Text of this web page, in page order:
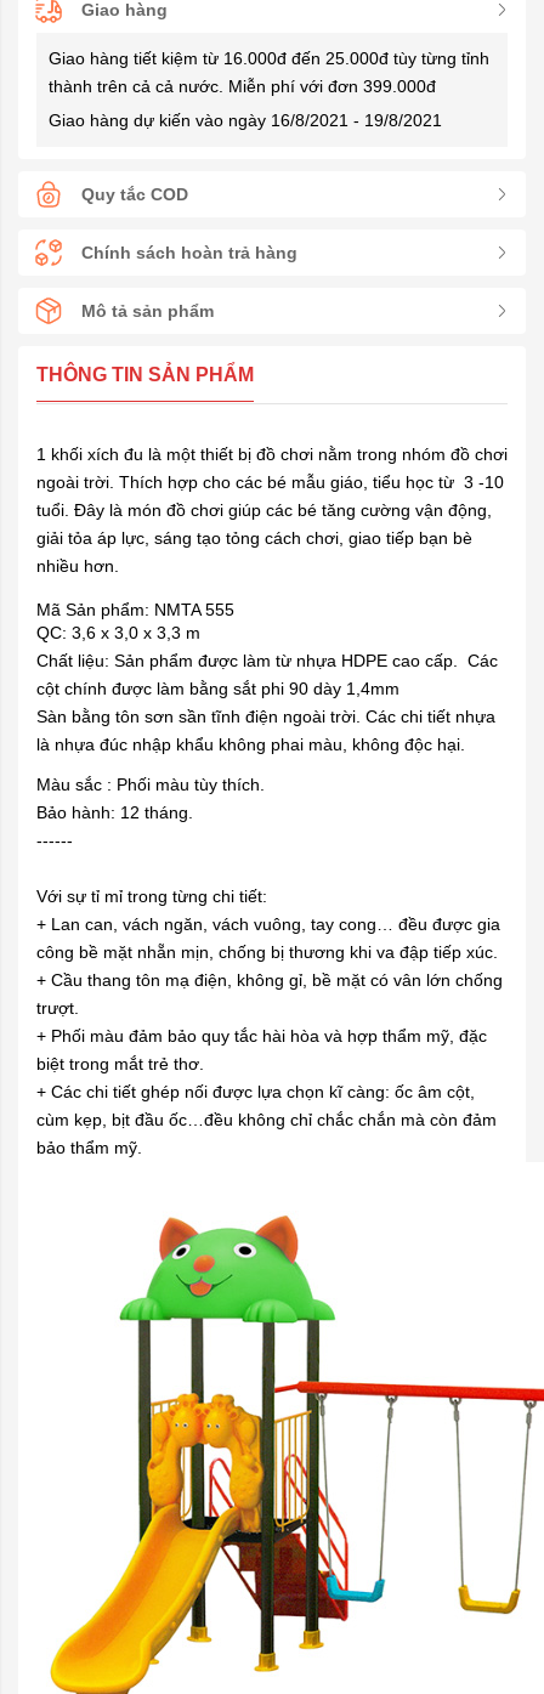
Giao hàng
Giao hàng tiết kiệm từ 16.000đ đến 25.000đ tùy từng tỉnh
thành trên cả cả nước. Miễn phí với đơn 399.000đ
Giao hàng dự kiến vào ngày 16/8/2021 - 19/8/2021
Quy tắc COD
Chính sách hoàn trả hàng
Mô tả sản phẩm
THÔNG TIN SẢN PHẨM
1 khối xích đu là một thiết bị đồ chơi nằm trong nhóm đồ chơi
ngoài trời. Thích hợp cho các bé mẫu giáo, tiểu học từ 3 -10
tuổi. Đây là món đồ chơi giúp các bé tăng cường vận động,
giải tỏa áp lực, sáng tạo tỏng cách chơi, giao tiếp bạn bè
nhiều hơn.
Mã Sản phẩm: NMTA 555
QC: 3,6 x 3,0 x 3,3 m
Chất liệu: Sản phẩm được làm từ nhựa HDPE cao cấp. Các
cột chính được làm bằng sắt phi 90 dày 1,4mm
Sàn bằng tôn sơn sần tĩnh điện ngoài trời. Các chi tiết nhựa
là nhựa đúc nhập khẩu không phai màu, không độc hại.
Màu sắc : Phối màu tùy thích.
Bảo hành: 12 tháng.
------
Với sự tỉ mỉ trong từng chi tiết:
+ Lan can, vách ngăn, vách vuông, tay cong… đều được gia
công bề mặt nhẵn mịn, chống bị thương khi va đập tiếp xúc.
+ Cầu thang tôn mạ điện, không gỉ, bề mặt có vân lớn chống
trượt.
+ Phối màu đảm bảo quy tắc hài hòa và hợp thẩm mỹ, đặc
biệt trong mắt trẻ thơ.
+ Các chi tiết ghép nối được lựa chọn kĩ càng: ốc âm cột,
cùm kẹp, bịt đầu ốc…đều không chỉ chắc chắn mà còn đảm
bảo thẩm mỹ.